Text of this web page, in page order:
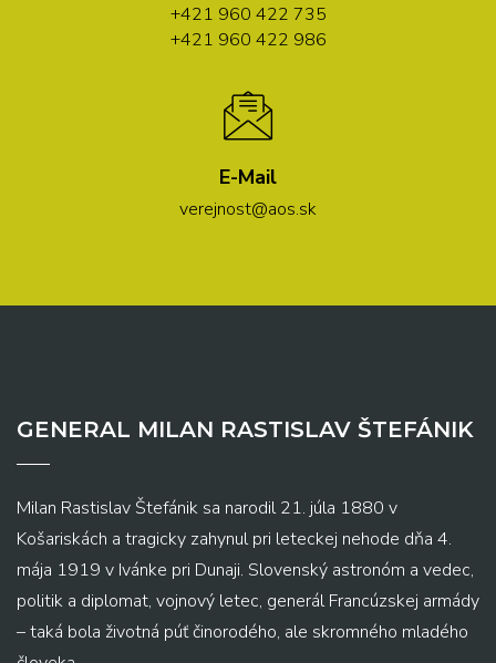
+421 960 422 735
+421 960 422 986
E-Mail
verejnost@aos.sk
GENERAL MILAN RASTISLAV ŠTEFÁNIK
Milan Rastislav Štefánik sa narodil 21. júla 1880 v
Košariskách a tragicky zahynul pri leteckej nehode dňa 4.
mája 1919 v Ivánke pri Dunaji. Slovenský astronóm a vedec,
politik a diplomat, vojnový letec, generál Francúzskej armády
– taká bola životná púť činorodého, ale skromného mladého